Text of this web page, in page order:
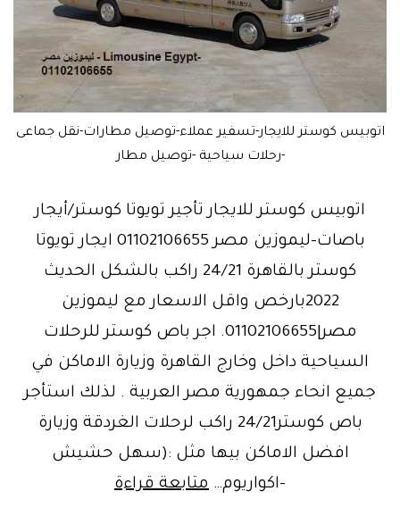
اتوبيس كوستر للايجار-تسفير عملاء-توصيل مطارات-نقل جماعى
-رحلات سياحية -توصيل مطار
اتوبيس كوستر للايجار تأجير تويوتا كوستر/أيجار
باصات-ليموزين مصر 01102106655 ايجار تويوتا
كوستر بالقاهرة 24/21 راكب بالشكل الحديث
2022بارخص واقل الاسعار مع ليموزين
مصر|01102106655. اجر باص كوستر للرحلات
السياحية داخل وخارج القاهرة وزيارة الاماكن في
جميع انحاء جمهورية مصر العربية . لذلك استأجر
باص كوستر24/21 راكب لرحلات الغردقة وزيارة
افضل الاماكن بيها مثل :(سهل حشيش
-اكواريوم… متابعة قراءةليموزين